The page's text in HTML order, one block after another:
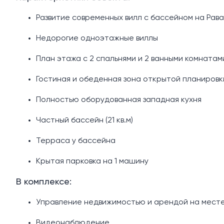
Развитие современных вилл с бассейном на
Недорогие одноэтажные виллы
План этажа с 2 спальнями и 2 ванными
Гостиная и обеденная зона открытой
Полностью оборудованная западная кухня
Частный бассейн (21 кв.м)
Терраса у бассейна
Крытая парковка на 1 машину
В комплексе:
Управление недвижимостью и арендой на